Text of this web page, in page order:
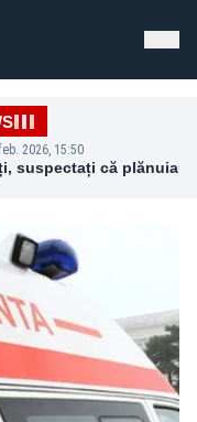
2026, 15:50
suspectați că plănuiau